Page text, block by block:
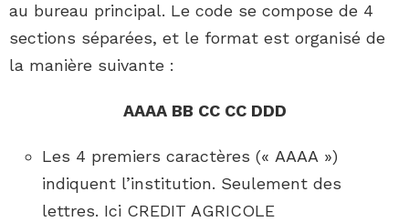
au bureau principal. Le code se compose de 4
sections séparées, et le format est organisé de
la manière suivante :
AAAA BB CC CC DDD
Les 4 premiers caractères (« AAAA »)
indiquent l’institution. Seulement des
lettres. Ici CREDIT AGRICOLE